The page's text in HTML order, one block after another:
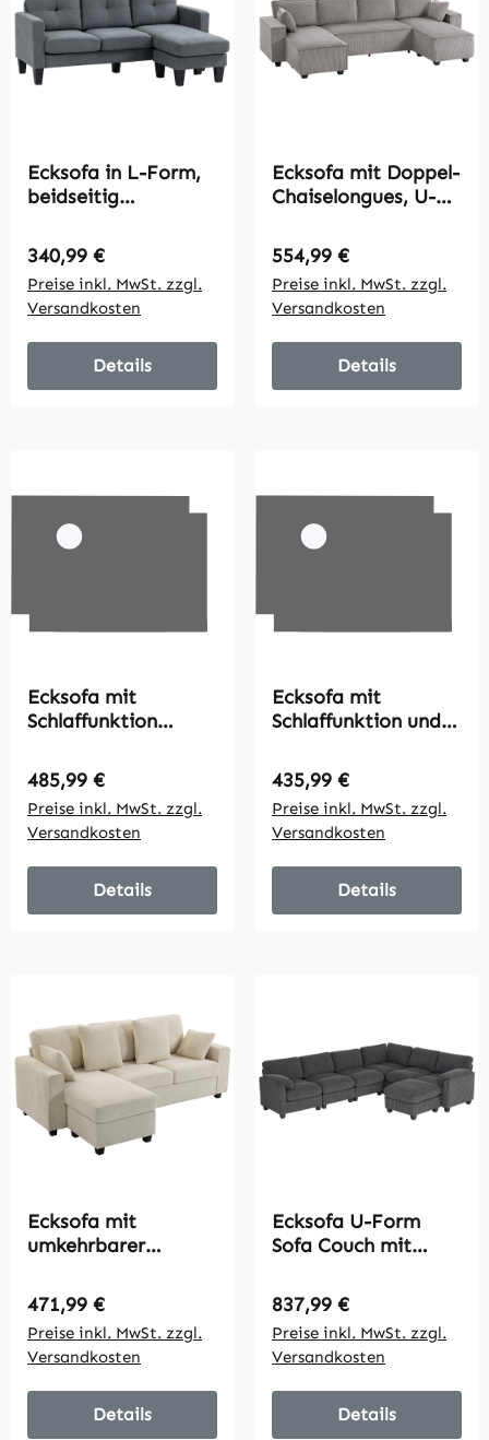
Ecksofa in L-Form,
beidseitig
Chaiselongue,
Polstersofa,
Dunkelgrau
Regulärer Preis:
340,99 €
Preise inkl. MwSt. zzgl.
Versandkosten
Details
Ecksofa mit Doppel-
Chaiselongues, U-
Cordstoff mit
breitem und tiefem
Sitz,
Federkernkissen,
Hellgrau
Regulärer Preis:
554,99 €
Preise inkl. MwSt. zzgl.
Versandkosten
Details
Ecksofa mit
Schlaffunktion
mit Bettkasten
Chaiselongue
Schlafsofa Stoffsofa
L-Form Leinen-
Touch Hellgrau
211,5 x 146 x 85 cm
Regulärer Preis:
485,99 €
Preise inkl. MwSt. zzgl.
Versandkosten
Details
Ecksofa mit
Schlaffunktion und
Schlafsofa mit
Verwandelbarer
Chaiselongue, für
Wohnung und
Wohnzimmer
Regulärer Preis:
435,99 €
Preise inkl. MwSt. zzgl.
Versandkosten
Details
Ecksofa mit
umkehrbarer
Sitzer Sofa mit
Samtoptik, breite
und tiefe Sitzfläche,
Federkissen, Beige
Regulärer Preis:
471,99 €
Preise inkl. MwSt. zzgl.
Versandkosten
Details
Ecksofa U-Form
Sofa Couch mit
gepolsterte
Armlehnen
beweglicher
Ottomane Cord
292x224x85 cm
Dunkelgrau
Regulärer Preis:
837,99 €
Preise inkl. MwSt. zzgl.
Versandkosten
Details